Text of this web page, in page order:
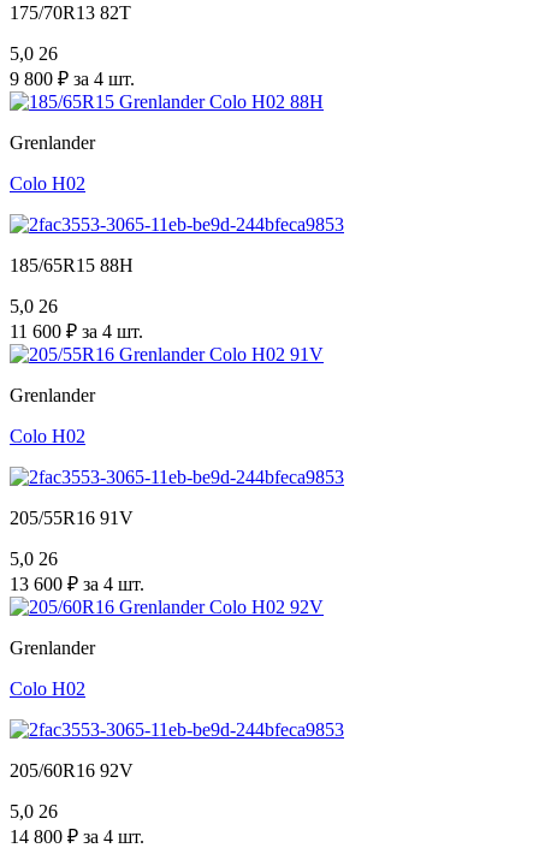
175/70R13 82T
5,0 26
9 800 ₽ за 4 шт.
Grenlander
Colo H02
185/65R15 88H
5,0 26
11 600 ₽ за 4 шт.
Grenlander
Colo H02
205/55R16 91V
5,0 26
13 600 ₽ за 4 шт.
Grenlander
Colo H02
205/60R16 92V
5,0 26
14 800 ₽ за 4 шт.